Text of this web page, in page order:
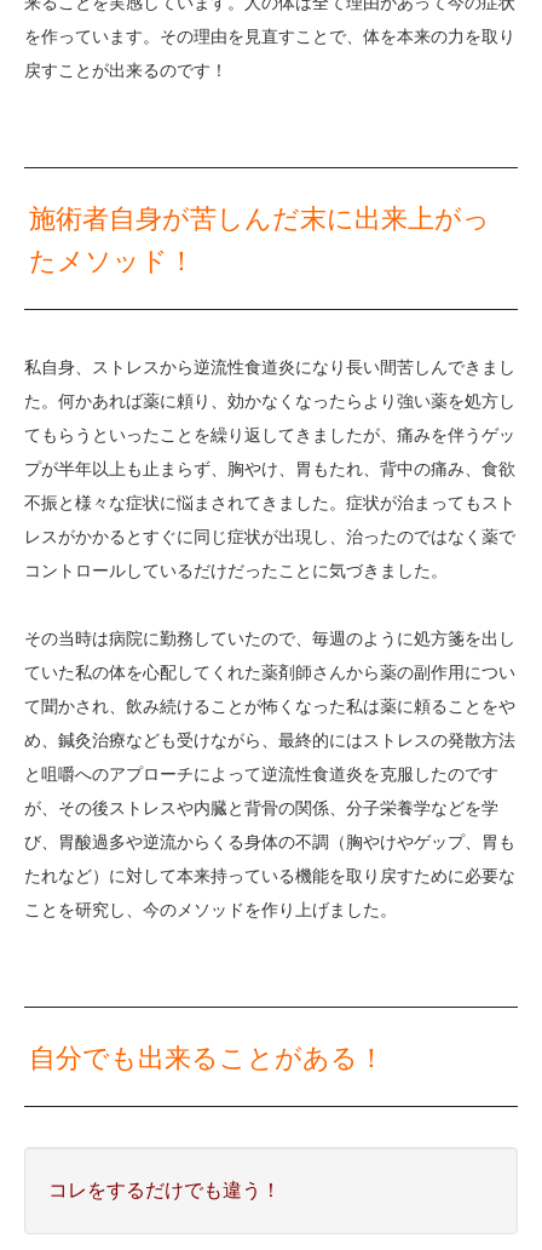
を作っています。その理由を見直すことで、体を本来の力を取り
戻すことが出来るのです！
施術者自身が苦しんだ末に出来上がっ
たメソッド！
私自身、ストレスから逆流性食道炎になり長い間苦しんできまし
た。何かあれば薬に頼り、効かなくなったらより強い薬を処方し
てもらうといったことを繰り返してきましたが、痛みを伴うゲッ
プが半年以上も止まらず、胸やけ、胃もたれ、背中の痛み、食欲
不振と様々な症状に悩まされてきました。症状が治まってもスト
レスがかかるとすぐに同じ症状が出現し、治ったのではなく薬で
コントロールしているだけだったことに気づきました。
その当時は病院に勤務していたので、毎週のように処方箋を出し
ていた私の体を心配してくれた薬剤師さんから薬の副作用につい
て聞かされ、飲み続けることが怖くなった私は薬に頼ることをや
め、鍼灸治療なども受けながら、最終的にはストレスの発散方法
と咀嚼へのアプローチによって逆流性食道炎を克服したのです
が、その後ストレスや内臓と背骨の関係、分子栄養学などを学
び、胃酸過多や逆流からくる身体の不調（胸やけやゲップ、胃も
たれなど）に対して本来持っている機能を取り戻すために必要な
ことを研究し、今のメソッドを作り上げました。
自分でも出来ることがある！
コレをするだけでも違う！